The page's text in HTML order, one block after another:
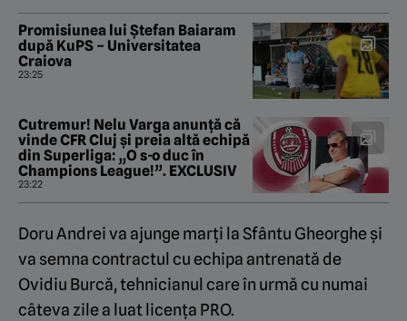
Promisiunea lui Ștefan Baiaram
după KuPS – Universitatea
Craiova
23:25
Cutremur! Nelu Varga anunță că
vinde CFR Cluj și preia altă echipă
din Superliga: „O s-o duc în
Champions League!”. EXCLUSIV
23:22
Doru Andrei va ajunge marți la Sfântu Gheorghe și
va semna contractul cu echipa antrenată de
Ovidiu Burcă, tehnicianul care în urmă cu numai
câteva zile a luat licența PRO.